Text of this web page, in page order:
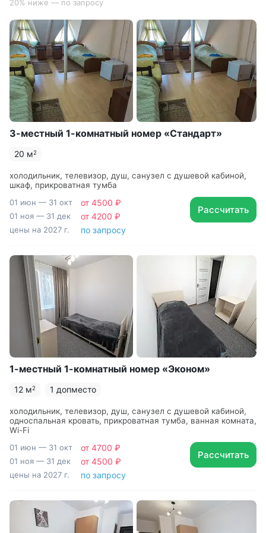
«Зеленый квартал» и добраться до Пятигорска,
Железноводска, Кисловодска, Ессентуков на
электричке или автобусе
Еженедельно проводятся обзорные экскурсии
по Железноводску и Пятигорску
Возможно размещение с домашними животными
до 5 кг
20% ниже — по запросу
3-местный 1-комнатный номер «Стандарт»
20 м2
холодильник, телевизор, душ, санузел с душевой кабиной,
шкаф, прикроватная тумба
01 июн — 31 окт
от 4500 ₽
01 ноя — 31 дек от 4200 ₽
цены на 2027 г. по запросу
Рассчитать
1-местный 1-комнатный номер «Эконом»
12 м2 1 допместо
холодильник, телевизор, душ, санузел с душевой кабиной,
односпальная кровать, прикроватная тумба, ванная комната,
Wi-Fi
01 июн — 31 окт
от 4700 ₽
01 ноя — 31 дек от 4500 ₽
цены на 2027 г. по запросу
Рассчитать